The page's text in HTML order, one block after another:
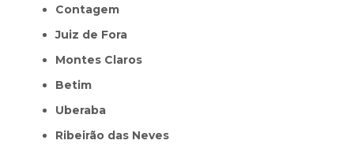
Contagem
Juiz de Fora
Montes Claros
Betim
Uberaba
Ribeirão das Neves